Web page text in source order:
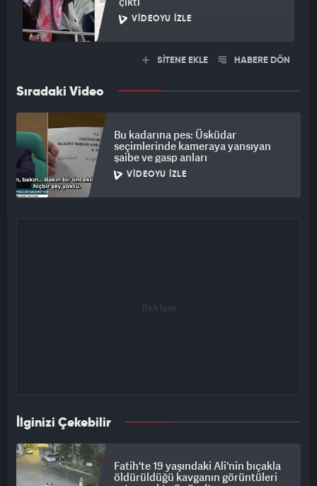
VIDEOYU İZLE
SİTENE EKLE HABERE DÖN
Sıradaki Video
Bu kadarına pes: Üsküdar
seçimlerinde kameraya yansıyan
şaibe ve gasp anları
VIDEOYU İZLE
İlginizi Çekebilir
Fatih'te 19 yaşındaki Ali'nin bıçakla
öldürüldüğü kavganın görüntüleri